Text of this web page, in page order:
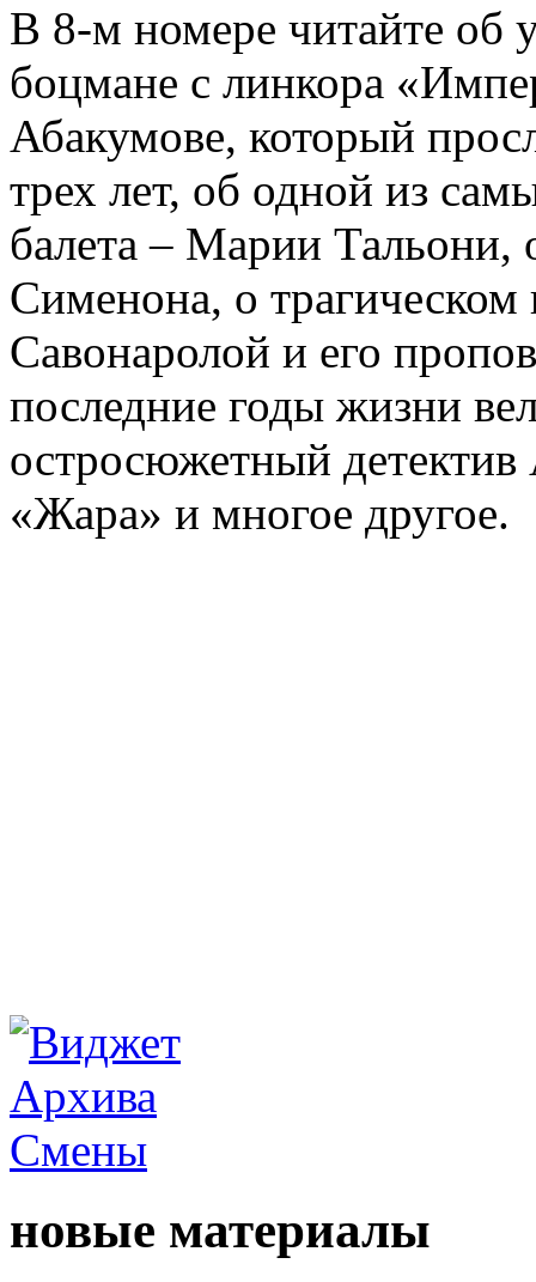
В 8-м номере читайте об
боцмане с линкора
Абакумове, который
трех лет, об одной из
балета – Марии
Сименона, о трагическом
Савонаролой и его
последние годы жизни
остросюжетный детектив
«Жара» и многое другое.
новые материалы